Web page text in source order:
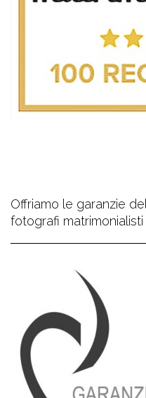
Offriamo le garanzie
fotografi matrimonialisti